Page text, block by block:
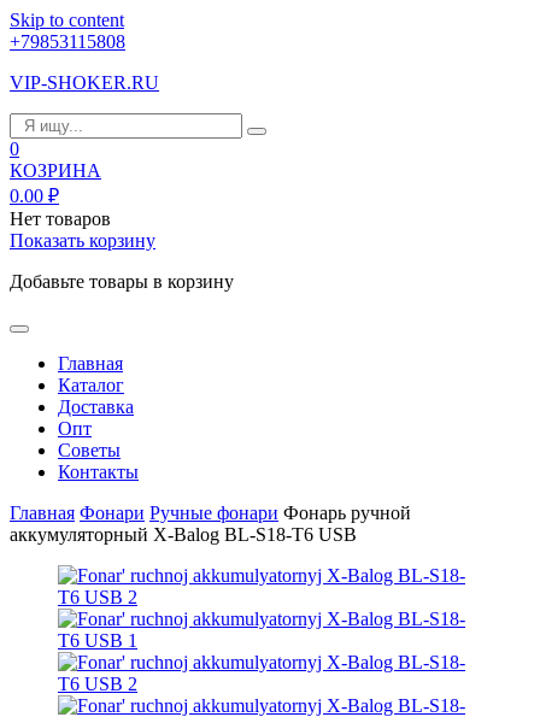
Skip to content
+79853115808
VIP-SHOKER.RU
0
КОЗРИНА
0.00 ₽
Нет товаров
Показать корзину
Добавьте товары в корзину
Главная
Каталог
Доставка
Опт
Советы
Контакты
Главная Фонари Ручные фонари Фонарь ручной
аккумуляторный X-Balog BL-S18-T6 USB